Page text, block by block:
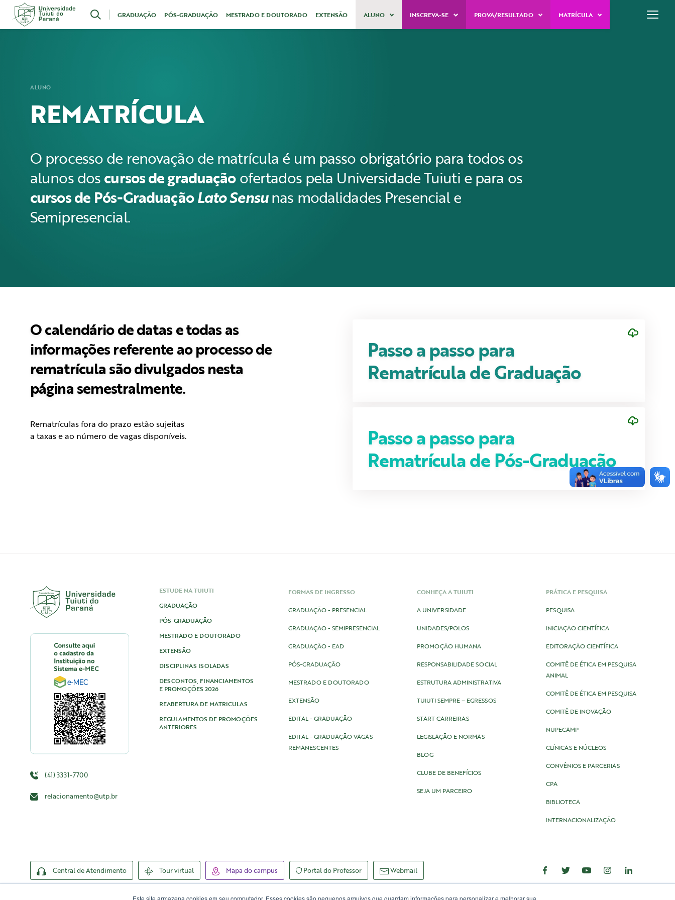
Este site armazena cookies em seu computador. Esses cookies são pequenos arquivos que guardam informações para personalizar e melhorar sua
Acesse
conteúdo
GRADUAÇÃO PÓS-GRADUAÇÃO MESTRADO E DOUTORADO EXTENSÃO ALUNO INSCREVA-SE PROVA/RESULTADO MATRÍCULA
ALUNO
REMATRÍCULA
O processo de renovação de matrícula é um passo obrigatório para todos os
alunos doscursos de graduaçãoofertados pela Universidade Tuiuti e para os
cursos de Pós-GraduaçãoLato Sensunas modalidades Presencial e
Semipresencial.
O calendário de datas e todas as
informações referente ao processo de
rematrícula são divulgados nesta
página semestralmente.
Rematrículas fora do prazo estão sujeitas
a taxas e ao número de vagas disponíveis.
Passo a passo para
Rematrícula de Graduação
Passo a passo para
Rematrícula de Pós-Graduação
(41) 3331-7700
relacionamento@utp.br
ESTUDE NA TUIUTI
GRADUAÇÃO
PÓS-GRADUAÇÃO
MESTRADO E DOUTORADO
EXTENSÃO
DISCIPLINAS ISOLADAS
DESCONTOS, FINANCIAMENTOS
E PROMOÇÕES 2026
REABERTURA DE MATRICULAS
REGULAMENTOS DE PROMOÇÕES
ANTERIORES
FORMAS DE INGRESSO
GRADUAÇÃO - PRESENCIAL
GRADUAÇÃO - SEMIPRESENCIAL
GRADUAÇÃO - EAD
PÓS-GRADUAÇÃO
MESTRADO E DOUTORADO
EXTENSÃO
EDITAL - GRADUAÇÃO
EDITAL - GRADUAÇÃO VAGAS
REMANESCENTES
CONHEÇA A TUIUTI
A UNIVERSIDADE
UNIDADES/POLOS
PROMOÇÃO HUMANA
RESPONSABILIDADE SOCIAL
ESTRUTURA ADMINISTRATIVA
TUIUTI SEMPRE – EGRESSOS
START CARREIRAS
LEGISLAÇÃO E NORMAS
BLOG
CLUBE DE BENEFÍCIOS
SEJA UM PARCEIRO
PRÁTICA E PESQUISA
PESQUISA
INICIAÇÃO CIENTÍFICA
EDITORAÇÃO CIENTÍFICA
COMITÊ DE ÉTICA EM PESQUISA
ANIMAL
COMITÊ DE ÉTICA EM PESQUISA
COMITÊ DE INOVAÇÃO
NUPECAMP
CLÍNICAS E NÚCLEOS
CONVÊNIOS E PARCERIAS
CPA
BIBLIOTECA
INTERNACIONALIZAÇÃO
Central de Atendimento Tour virtual Mapa do campus Portal do Professor Webmail